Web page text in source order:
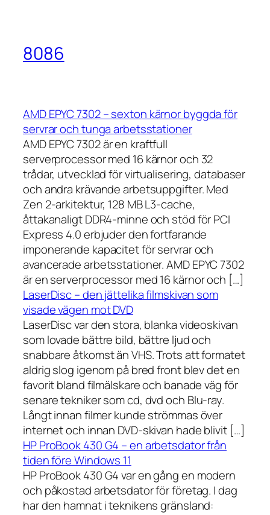
8086
AMD EPYC 7302 – sexton kärnor byggda för
servrar och tunga arbetsstationer
AMD EPYC 7302 är en kraftfull
serverprocessor med 16 kärnor och 32
trådar, utvecklad för virtualisering, databaser
och andra krävande arbetsuppgifter. Med
Zen 2-arkitektur, 128 MB L3-cache,
åttakanaligt DDR4-minne och stöd för PCI
Express 4.0 erbjuder den fortfarande
imponerande kapacitet för servrar och
avancerade arbetsstationer. AMD EPYC 7302
är en serverprocessor med 16 kärnor och […]
LaserDisc – den jättelika filmskivan som
visade vägen mot DVD
LaserDisc var den stora, blanka videoskivan
som lovade bättre bild, bättre ljud och
snabbare åtkomst än VHS. Trots att formatet
aldrig slog igenom på bred front blev det en
favorit bland filmälskare och banade väg för
senare tekniker som cd, dvd och Blu-ray.
Långt innan filmer kunde strömmas över
internet och innan DVD-skivan hade blivit […]
HP ProBook 430 G4 – en arbetsdator från
tiden före Windows 11
HP ProBook 430 G4 var en gång en modern
och påkostad arbetsdator för företag. I dag
har den hamnat i teknikens gränsland: